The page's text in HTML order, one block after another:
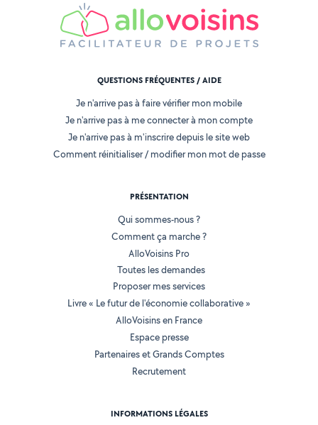
QUESTIONS FRÉQUENTES / AIDE
Je n'arrive pas à faire vérifier mon mobile
Je n'arrive pas à me connecter à mon compte
Je n'arrive pas à m'inscrire depuis le site web
Comment réinitialiser / modifier mon mot de passe
PRÉSENTATION
Qui sommes-nous ?
Comment ça marche ?
AlloVoisins Pro
Toutes les demandes
Proposer mes services
Livre « Le futur de l'économie collaborative »
AlloVoisins en France
Espace presse
Partenaires et Grands Comptes
Recrutement
INFORMATIONS LÉGALES